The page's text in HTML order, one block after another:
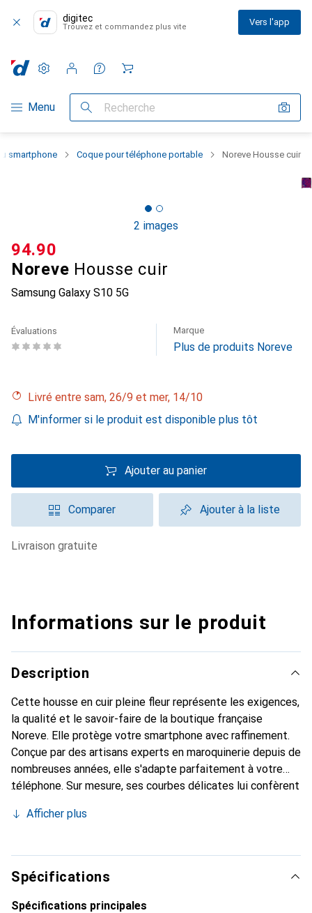
digitec
Trouvez et commandez plus vite Vers l'app
Navigation par catégorie
Menu Recherche
Paramètres
Compte client
Listes de comparaison
Listes d'envies
Panier
smartphone Coque pour téléphone portable Noreve Housse cuir
2 images
Noreve Housse cuir
Samsung Galaxy S10 5G
CHF
94.90
Évaluations Marque
Plus de produits Noreve
Livré entre sam, 26/9 et mer, 14/10
M'informer si le produit est disponible plus tôt
Ajouter au panier
Comparer Ajouter à la liste
livraison gratuite
Informations sur le produit
Description
Cette housse en cuir pleine fleur représente les exigences,
la qualité et le savoir-faire de la boutique française
Noreve. Elle protège votre smartphone avec raffinement.
Conçue par des artisans experts en maroquinerie depuis de
nombreuses années, elle s'adapte parfaitement à votre
téléphone. Sur mesure, ses courbes délicates lui confèrent
et indispensable pour votre smartphone. La marque
de haute qualité et constitue un choix sûr pour une
clientèle exigeante.
Afficher plus
Spécifications
Spécifications principales